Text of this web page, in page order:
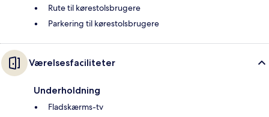
Rute til kørestolsbrugere
Parkering til kørestolsbrugere
Værelsesfaciliteter
Underholdning
Fladskærms-tv